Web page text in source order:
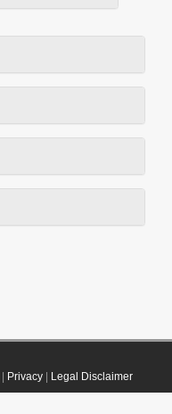
Privacy| Legal Disclaimer